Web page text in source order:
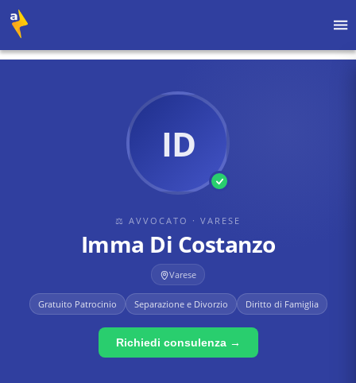
ID
⚖ AVVOCATO · VARESE
Imma Di Costanzo
Varese
Gratuito Patrocinio Separazione e Divorzio Diritto di Famiglia
Richiedi consulenza →